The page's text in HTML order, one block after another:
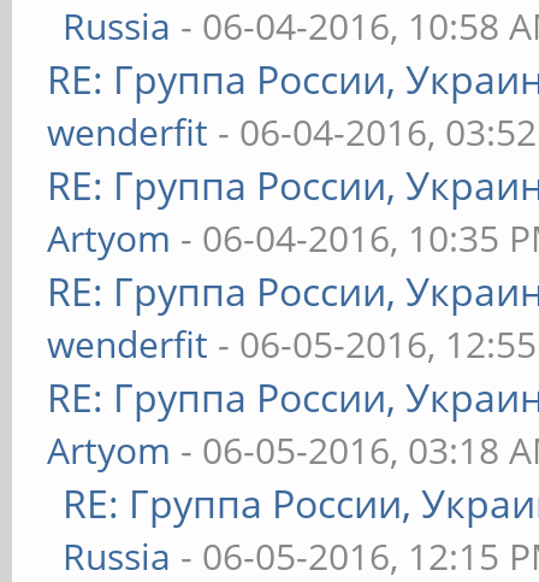
Russia - 06-04-2016, 10:58
RE: Группа России,
wenderfit - 06-04-2016,
RE: Группа России,
Artyom - 06-04-2016, 10:35
RE: Группа России,
wenderfit - 06-05-2016,
RE: Группа России,
Artyom - 06-05-2016, 03:18
RE: Группа России,
Russia - 06-05-2016, 12:15